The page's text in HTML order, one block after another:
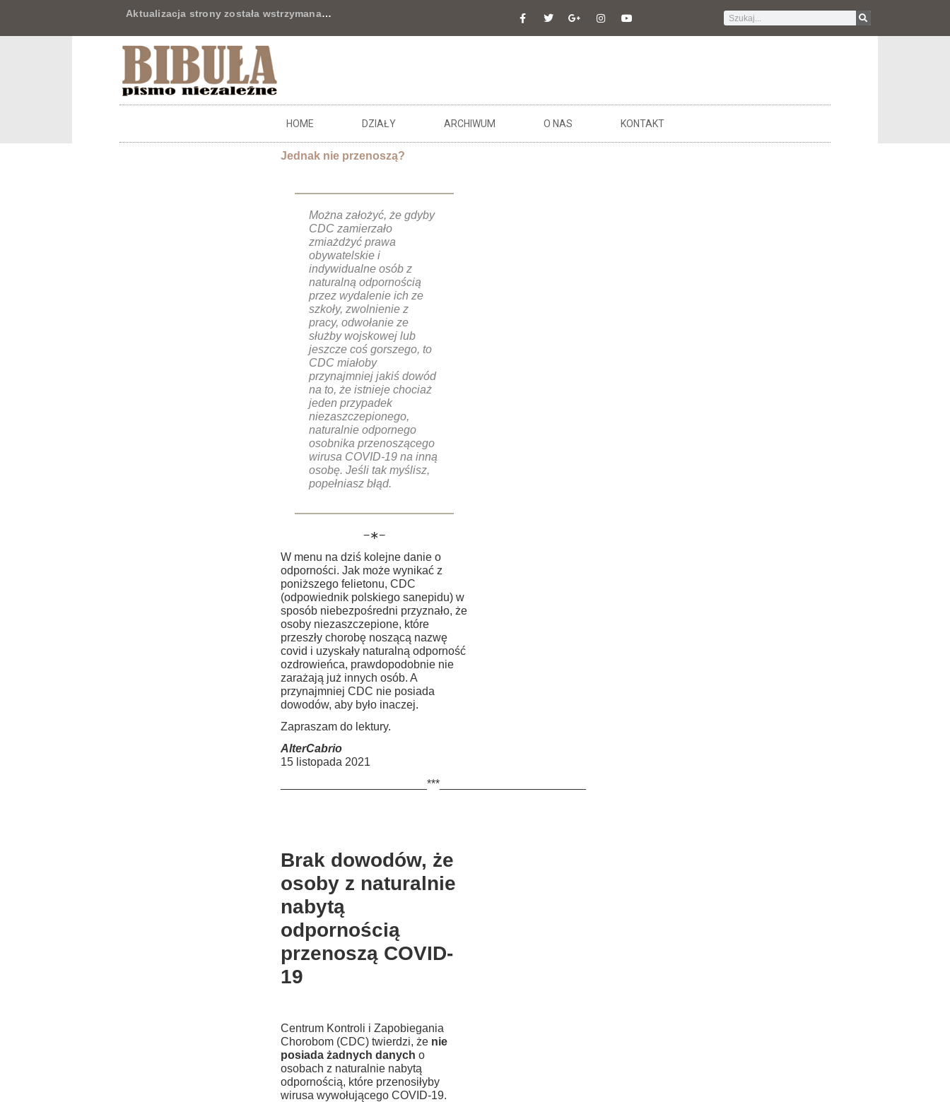
Aktualizacja strony została wstrzymana…
HOME DZIAŁY ARCHIWUM O NAS KONTAKT
Jednak nie przenoszą?
Można założyć, że gdyby
CDC zamierzało
zmiażdżyć prawa
obywatelskie i
indywidualne osób z
naturalną odpornością
przez wydalenie ich ze
szkoły, zwolnienie z
pracy, odwołanie ze
służby wojskowej lub
jeszcze coś gorszego, to
CDC miałoby
przynajmniej jakiś dowód
na to, że istnieje chociaż
jeden przypadek
niezaszczepionego,
naturalnie odpornego
osobnika przenoszącego
wirusa COVID-19 na inną
osobę. Jeśli tak myślisz,
popełniasz błąd.
−∗−
W menu na dziś kolejne danie o
odporności. Jak może wynikać z
poniższego felietonu, CDC
(odpowiednik polskiego sanepidu) w
sposób niebezpośredni przyznało, że
osoby niezaszczepione, które
przeszły chorobę noszącą nazwę
covid i uzyskały naturalną odporność
ozdrowieńca, prawdopodobnie nie
zarażają już innych osób. A
przynajmniej CDC nie posiada
dowodów, aby było inaczej.
Zapraszam do lektury.
AlterCabrio
15 listopada 2021
_______________________***_______________________
Brak dowodów, że
osoby z naturalnie
nabytą
odpornością
przenoszą COVID-
19
Centrum Kontroli i Zapobiegania
Chorobom (CDC) twierdzi, że nie
posiada żadnych danych o
osobach z naturalnie nabytą
odpornością, które przenosiłyby
wirusa wywołującego COVID-19.